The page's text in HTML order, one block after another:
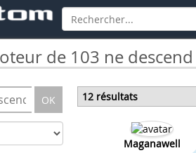
de 103 ne
OK 12 résultats
Maganawell